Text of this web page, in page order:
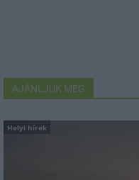
AJÁNLJUK MÉG
Helyi hírek